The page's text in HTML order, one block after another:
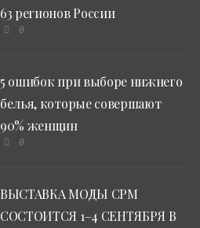
63 регионов России
0
5 ошибок при выборе нижнего
белья, которые совершают
90% женщин
0
ВЫСТАВКА МОДЫ CPM
СОСТОИТСЯ 1–4 СЕНТЯБРЯ В